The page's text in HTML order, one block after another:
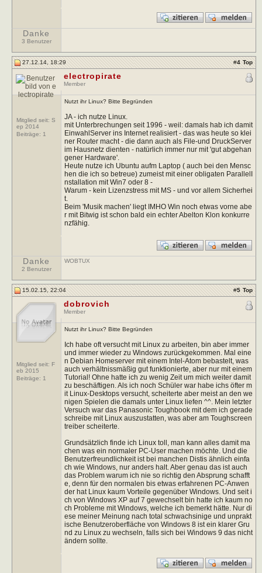
Danke
3 Benutzer
27.12.14, 18:29 #4 Top
Mitglied seit: S
ep 2014
Beiträge: 1
electropirate
Member
Nutzt ihr Linux? Bitte Begründen
JA - ich nutze Linux.
mit Unterbrechungen seit 1996 - weil: damals hab ich damit
EinwahlServer ins Internet realisiert - das was heute so klei
ner Router macht - die dann auch als File-und DruckServer
im Hausnetz dienten - natürlich immer nur mit 'gut abgehan
gener Hardware'.
Heute nutze ich Ubuntu aufm Laptop ( auch bei den Mensc
hen die ich so betreue) zumeist mit einer obligaten ParallelI
nstallation mit Win7 oder 8 -
Warum - kein Lizenzstress mit MS - und vor allem Sicherhei
t.
Beim 'Musik machen' liegt IMHO Win noch etwas vorne abe
r mit Bitwig ist schon bald ein echter Abelton Klon konkurre
nzfähig.
Danke
2 Benutzer
WOBTUX
15.02.15, 22:04 #5 Top
Mitglied seit: F
eb 2015
Beiträge: 1
dobrovich
Member
Nutzt ihr Linux? Bitte Begründen
Ich habe oft versucht mit Linux zu arbeiten, bin aber immer
und immer wieder zu Windows zurückgekommen. Mal eine
n Debian Homeserver mit einem Intel-Atom bebastelt, was
auch verhältnissmäßig gut funktionierte, aber nur mit einem
Tutorial! Ohne hatte ich zu wenig Zeit um mich weiter damit
zu beschäftigen. Als ich noch Schüler war habe ichs öfter m
it Linux-Desktops versucht, scheiterte aber meist an den we
nigen Spielen die damals unter Linux liefen ^^. Mein letzter
Versuch war das Panasonic Toughbook mit dem ich gerade
schreibe mit Linux auszustatten, was aber am Toughscreen
treiber scheiterte.
Grundsätzlich finde ich Linux toll, man kann alles damit ma
chen was ein normaler PC-User machen möchte. Und die
Benutzerfreundlichkeit ist bei manchen Distis ähnlich einfa
ch wie Windows, nur anders halt. Aber genau das ist auch
das Problem warum ich nie so richtig den Absprung schafft
e, denn für den normalen bis etwas erfahrenen PC-Anwen
der hat Linux kaum Vorteile gegenüber Windows. Und seit i
ch von Windows XP auf 7 gewechselt bin hatte ich kaum no
ch Probleme mit Windows, welche ich bemerkt hätte. Nur di
ese meiner Meinung nach total schwachsinige und unprakt
ische Benutzeroberfläche von Windows 8 ist ein klarer Gru
nd zu Linux zu wechseln, falls sich bei Windows 9 das nicht
ändern sollte.